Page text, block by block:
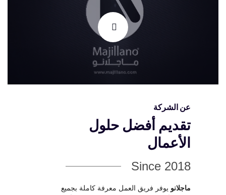
عن الشركة
تقديم أفضل حلول
الأعمال
Since 2018
ماجلانو يوفر فريق العمل معرفة كاملة بجميع